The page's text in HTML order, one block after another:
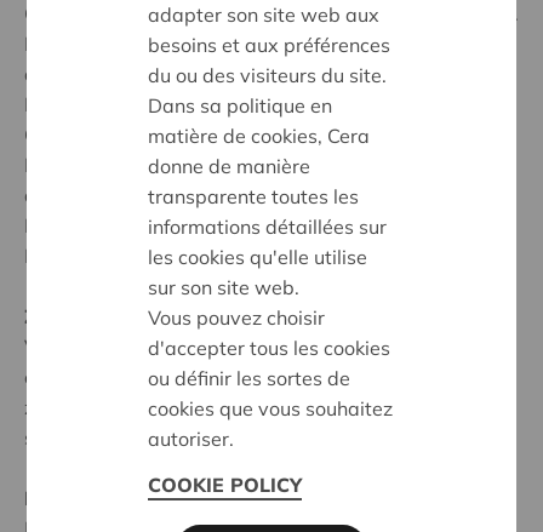
Gebäude in der Muntstraat in etwa 15 Minuten zu Fuß.
Folgen Sie der Bondgenotenlaan bis zum Grote Markt,
dem autofreien Zentrum von Leuven. Links neben dem
Rathaus sehen Sie bereits das Cera-Gebäude mit dem
Cera-Logo.
Falls Sie nicht mit öffentlichen Verkehrsmitteln
anreisen können, empfehlen wir das Parkhaus
Ladeuze, das nur wenige Gehminuten von der
Muntstraat entfernt liegt.
Zu Fuß
Vom
Bahnhof Leuvenerreichen Sie die Muntstraat in
etwa 15 Minuten. Folgen Sie der Bondgenotenlaan bis
zum Grote Markt. Links neben dem Rathaus befindet
sich das Cera-Gebäude.
Mit öffentlichen Verkehrsmitteln
adapter son site web aux
besoins et aux préférences
du ou des visiteurs du site.
Dans sa politique en
matière de cookies, Cera
donne de manière
transparente toutes les
informations détaillées sur
les cookies qu'elle utilise
sur son site web.
Vous pouvez choisir
d'accepter tous les cookies
ou définir les sortes de
cookies que vous souhaitez
autoriser.
COOKIE POLICY